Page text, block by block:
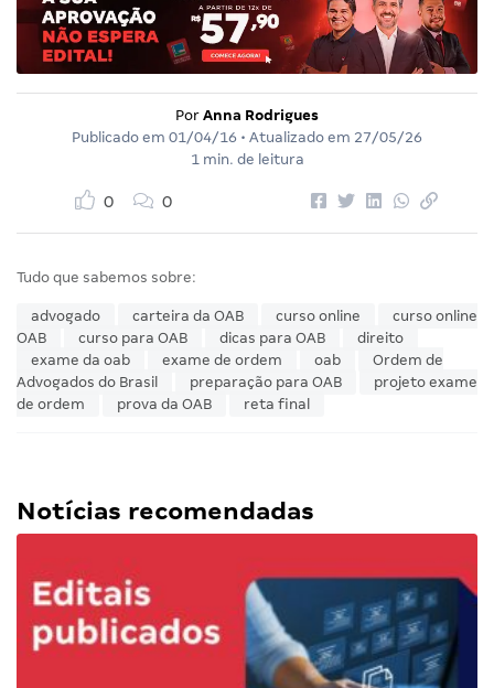
Por Anna Rodrigues
Publicado em 01/04/16 • Atualizado em 27/05/26
1 min. de leitura
0 0
Tudo que sabemos sobre:
advogado carteira da OAB curso online
curso online
OAB
curso para OAB dicas para OAB
direito
exame da oab
exame de ordem oab
Ordem de
Advogados do Brasil
preparação para OAB
projeto exame
de ordem
prova da OAB reta final
Notícias recomendadas